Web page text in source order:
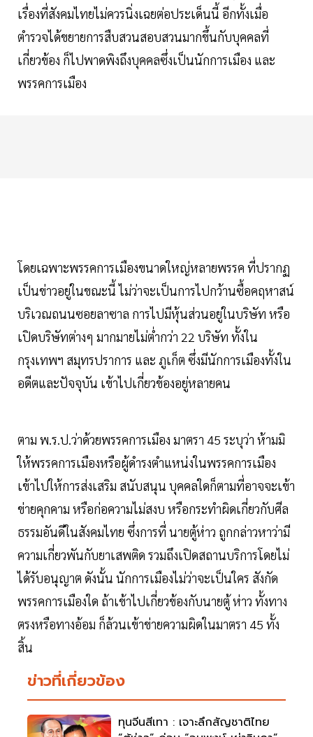
เรื่องที่สังคมไทยไม่ควรนิ่งเฉยต่อประเด็นนี้ อีกทั้งเมื่อ
ตำรวจได้ขยายการสืบสวนสอบสวนมากขึ้นกับบุคคลที่
เกี่ยวข้อง ก็ไปพาดพิงถึงบุคคลซึ่งเป็นนักการเมือง และ
พรรคการเมือง
โดยเฉพาะพรรคการเมืองขนาดใหญ่หลายพรรค ที่ปรากฏ
เป็นข่าวอยู่ในขณะนี้ ไม่ว่าจะเป็นการไปกว้านซื้อคฤหาสน์
บริเวณถนนซอยลาซาล การไปมีหุ้นส่วนอยู่ในบริษัท หรือ
เปิดบริษัทต่างๆ มากมายไม่ต่ำกว่า 22 บริษัท ทั้งใน
กรุงเทพฯ สมุทรปราการ และ ภูเก็ต ซึ่งมีนักการเมืองทั้งใน
อดีตและปัจจุบัน เข้าไปเกี่ยวข้องอยู่หลายคน
ตาม พ.ร.ป.ว่าด้วยพรรคการเมือง มาตรา 45 ระบุว่า ห้ามมิ
ให้พรรคการเมืองหรือผู้ดำรงตำแหน่งในพรรคการเมือง
เข้าไปให้การส่งเสริม สนับสนุน บุคคลใดก็ตามที่อาจจะเข้า
ข่ายคุกคาม หรือก่อความไม่สงบ หรือกระทำผิดเกี่ยวกับศีล
ธรรมอันดีในสังคมไทย ซึ่งการที่ นายตู้ห่าว ถูกกล่าวหาว่ามี
ความเกี่ยวพันกับยาเสพติด รวมถึงเปิดสถานบริการโดยไม่
ได้รับอนุญาต ดังนั้น นักการเมืองไม่ว่าจะเป็นใคร สังกัด
พรรคการเมืองใด ถ้าเข้าไปเกี่ยวข้องกับนายตู้ ห่าว ทั้งทาง
ตรงหรือทางอ้อม ก็ล้วนเข้าข่ายความผิดในมาตรา 45 ทั้ง
สิ้น
ข่าวที่เกี่ยวข้อง
ทุนจีนสีเทา : เจาะลึกสัญชาติไทย